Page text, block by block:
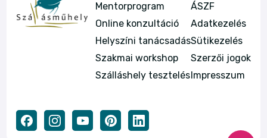
Mentorprogram
Online konzultáció
Helyszíni tanácsadás
Szakmai workshop
Szálláshely tesztelés
ÁSZF
Adatkezelés
Sütikezelés
Szerzői jogok
Impresszum